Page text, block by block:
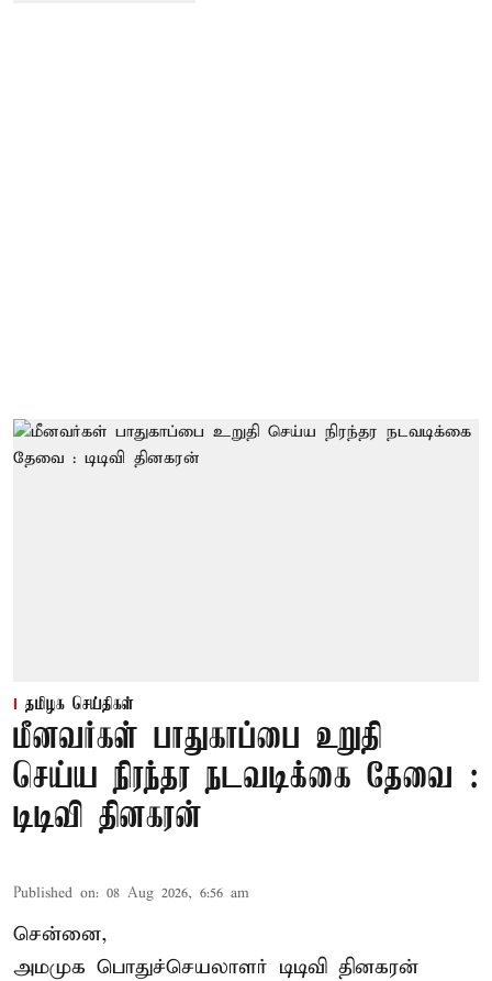
தமிழக செய்திகள்
மீனவர்கள் பாதுகாப்பை உறுதி
செய்ய நிரந்தர நடவடிக்கை தேவை :
டிடிவி தினகரன்
Published on: 08 Aug 2026, 6:56 am
சென்னை,
அமமுக பொதுச்செயலாளர் டிடிவி தினகரன்